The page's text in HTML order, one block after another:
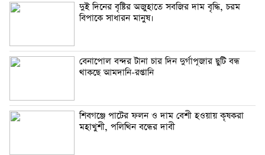
দুই দিনের বৃষ্টির অজুহাতে সবজির দাম বৃদ্ধি, চরম
বিপাকে সাধারন মানুষ।
বেনাপোল বন্দর টানা চার দিন দুর্গাপূজার ছুটি বন্ধ
থাকছে আমদানি-রপ্তানি
শিবগঞ্জে পাটের ফলন ও দাম বেশী হওয়ায় কৃষকরা
মহাখুশী, পলিথিন বন্ধের দাবী